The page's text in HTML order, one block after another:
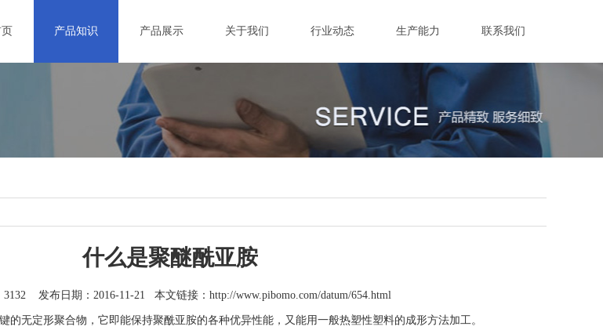
产品知识 产品展示 关于我们 行业动态 生产能力 联系我们
什么是聚醚酰亚胺
3132 发布日期：2016-11-21 本文链接： http://www.pibomo.com/datum/654.html
无定形聚合物，它即能保持聚酰亚胺的各种优异性能，又能用一般热塑性塑料的成形方法加工。